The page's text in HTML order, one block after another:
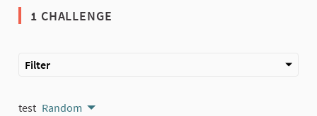
1 CHALLENGE
Filter
test Random